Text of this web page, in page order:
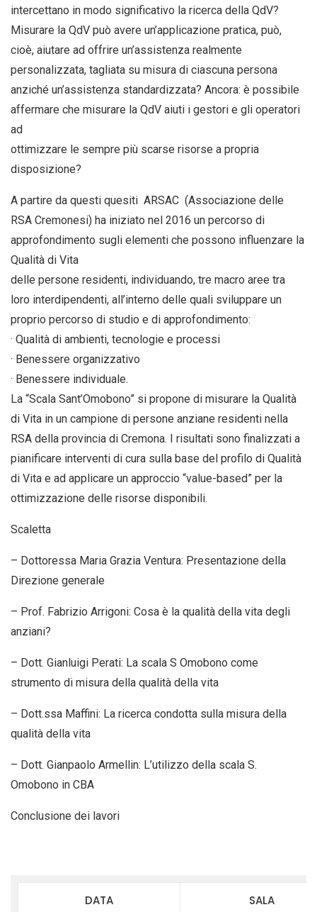
intercettano in modo significativo la ricerca della QdV?
Misurare la QdV può avere un’applicazione pratica, può,
cioè, aiutare ad offrire un’assistenza realmente
personalizzata, tagliata su misura di ciascuna persona
anziché un’assistenza standardizzata? Ancora: è possibile
affermare che misurare la QdV aiuti i gestori e gli operatori
ad
ottimizzare le sempre più scarse risorse a propria
disposizione?
A partire da questi quesiti ARSAC (Associazione delle
RSA Cremonesi) ha iniziato nel 2016 un percorso di
approfondimento sugli elementi che possono influenzare la
Qualità di Vita
delle persone residenti, individuando, tre macro aree tra
loro interdipendenti, all’interno delle quali sviluppare un
proprio percorso di studio e di approfondimento:
· Qualità di ambienti, tecnologie e processi
· Benessere organizzativo
· Benessere individuale.
La “Scala Sant’Omobono” si propone di misurare la Qualità
di Vita in un campione di persone anziane residenti nella
RSA della provincia di Cremona. I risultati sono finalizzati a
pianificare interventi di cura sulla base del profilo di Qualità
di Vita e ad applicare un approccio “value-based” per la
ottimizzazione delle risorse disponibili.
Scaletta
– Dottoressa Maria Grazia Ventura: Presentazione della
Direzione generale
– Prof. Fabrizio Arrigoni: Cosa è la qualità della vita degli
anziani?
– Dott. Gianluigi Perati: La scala S Omobono come
strumento di misura della qualità della vita
– Dott.ssa Maffini: La ricerca condotta sulla misura della
qualità della vita
– Dott. Gianpaolo Armellin: L’utilizzo della scala S.
Omobono in CBA
Conclusione dei lavori
DATA SALA